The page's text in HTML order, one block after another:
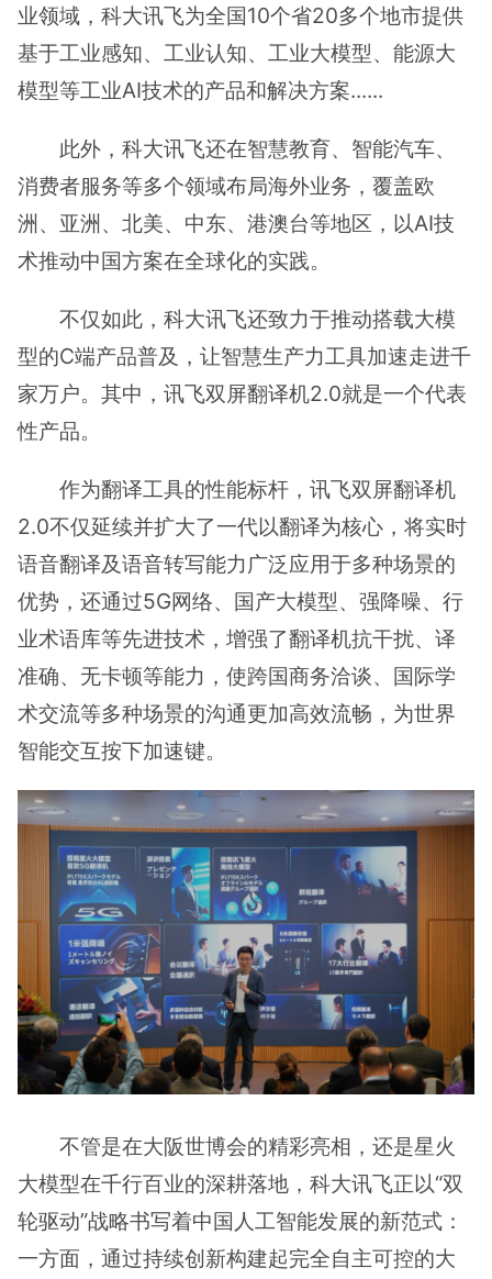
业领域，科大讯飞为全国10个省20多个地市提供
基于工业感知、工业认知、工业大模型、能源大
模型等工业AI技术的产品和解决方案......
此外，科大讯飞还在智慧教育、智能汽车、
消费者服务等多个领域布局海外业务，覆盖欧
洲、亚洲、北美、中东、港澳台等地区，以AI技
术推动中国方案在全球化的实践。
不仅如此，科大讯飞还致力于推动搭载大模
型的C端产品普及，让智慧生产力工具加速走进千
家万户。其中，讯飞双屏翻译机2.0就是一个代表
性产品。
作为翻译工具的性能标杆，讯飞双屏翻译机
2.0不仅延续并扩大了一代以翻译为核心，将实时
语音翻译及语音转写能力广泛应用于多种场景的
优势，还通过5G网络、国产大模型、强降噪、行
业术语库等先进技术，增强了翻译机抗干扰、译
准确、无卡顿等能力，使跨国商务洽谈、国际学
术交流等多种场景的沟通更加高效流畅，为世界
智能交互按下加速键。
不管是在大阪世博会的精彩亮相，还是星火
大模型在千行百业的深耕落地，科大讯飞正以“双
轮驱动”战略书写着中国人工智能发展的新范式：
一方面，通过持续创新构建起完全自主可控的大